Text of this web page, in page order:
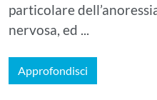
particolare
nervosa, ed ...
Approfondisci